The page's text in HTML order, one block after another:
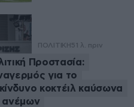
ΠΟΛΙΤΙΚΗ51 λ. πριν
Προστασία:
για το
κοκτέιλ καύσωνα
ανέμων